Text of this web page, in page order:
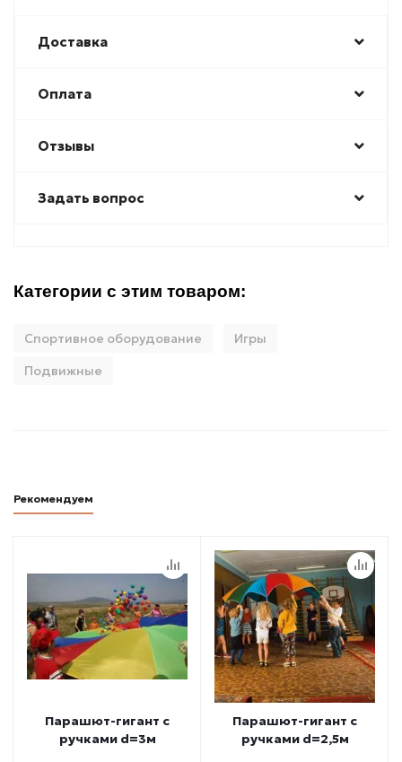
Доставка
Оплата
Отзывы
Задать вопрос
Категории с этим товаром:
Спортивное оборудование
Игры
Подвижные
Рекомендуем
Парашют-гигант с
ручками d=3м
Парашют-гигант с
ручками d=2,5м